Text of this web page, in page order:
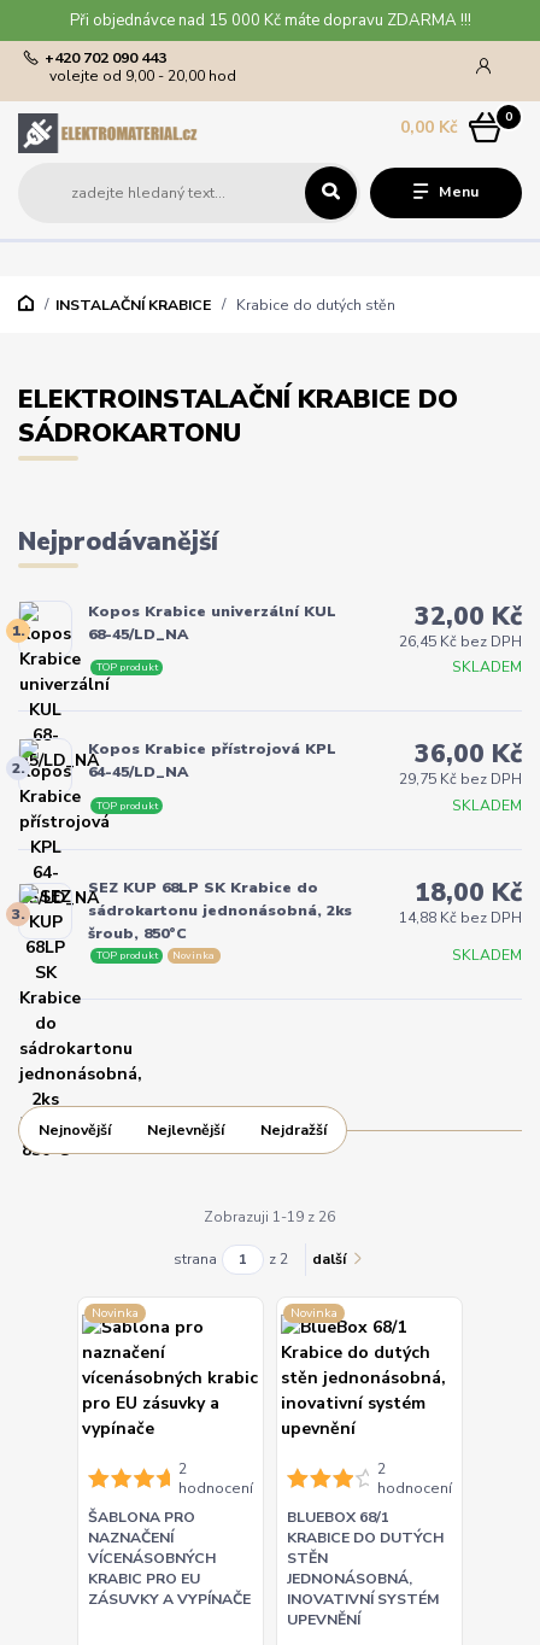
Při objednávce nad 15 000 Kč máte dopravu ZDARMA !!!
Menu
+420 702 090 443
volejte od 9,00 - 20,00 hod
0
0,00 Kč
INSTALAČNÍ KRABICE Krabice do dutých stěn
ELEKTROINSTALAČNÍ KRABICE DO
SÁDROKARTONU
Nejprodávanější
1.
Kopos Krabice univerzální KUL
68-45/LD_NA
SKLADEM
TOP produkt
32,00 Kč
26,45 Kč bez DPH
2.
Kopos Krabice přístrojová KPL
64-45/LD_NA
SKLADEM
TOP produkt
36,00 Kč
29,75 Kč bez DPH
3.
SEZ KUP 68LP SK Krabice do
sádrokartonu jednonásobná, 2ks
šroub, 850°C
SKLADEM
TOP produkt Novinka
18,00 Kč
14,88 Kč bez DPH
Nejnovější Nejlevnější Nejdražší
Zobrazuji 1-19 z 26
strana z 2 další
Novinka
2
hodnocení
ŠABLONA PRO
NAZNAČENÍ
VÍCENÁSOBNÝCH
KRABIC PRO EU
ZÁSUVKY A VYPÍNAČE
Novinka
2
hodnocení
BLUEBOX 68/1
KRABICE DO DUTÝCH
STĚN
JEDNONÁSOBNÁ,
INOVATIVNÍ SYSTÉM
UPEVNĚNÍ